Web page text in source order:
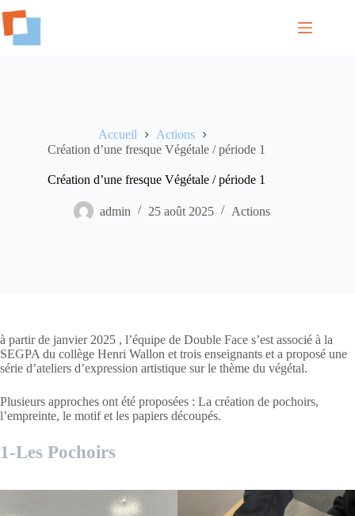
au
contenu
Accueil
Actions
Création d’une fresque Végétale / période 1
Création d’une fresque Végétale / période 1
admin 25 août 2025 Actions
à partir de janvier 2025 , l’équipe de Double Face s’est associé à la
SEGPA du collège Henri Wallon et trois enseignants et a proposé une
série d’ateliers d’expression artistique sur le thème du végétal.
Plusieurs approches ont été proposées : La création de pochoirs,
l’empreinte, le motif et les papiers découpés.
1-Les Pochoirs